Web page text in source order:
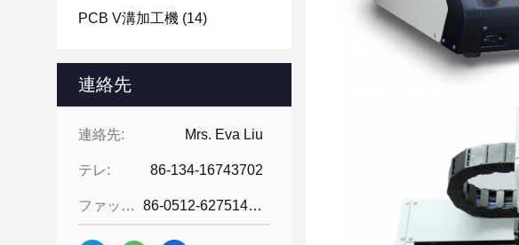
PCB V溝加工機 (14)
連絡先
連絡先: Mrs. Eva Liu
テレ: 86-134-16743702
ファックス: 86-0512-62751429